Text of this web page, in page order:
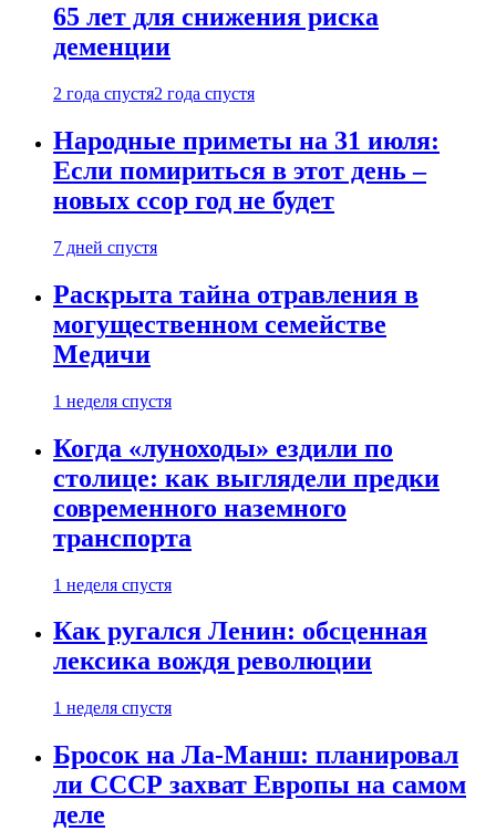
65 лет для снижения риска
деменции
2 года спустя2 года спустя
Народные приметы на 31 июля:
Если помириться в этот день –
новых ссор год не будет
7 дней спустя
Раскрыта тайна отравления в
могущественном семействе
Медичи
1 неделя спустя
Когда «луноходы» ездили по
столице: как выглядели предки
современного наземного
транспорта
1 неделя спустя
Как ругался Ленин: обсценная
лексика вождя революции
1 неделя спустя
Бросок на Ла-Манш: планировал
ли СССР захват Европы на самом
деле